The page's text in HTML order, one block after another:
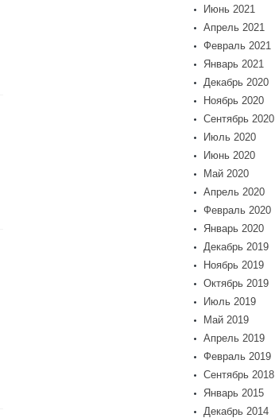
Июнь 2021
Апрель 2021
Февраль 2021
Январь 2021
Декабрь 2020
Ноябрь 2020
Сентябрь 2020
Июль 2020
Июнь 2020
Май 2020
Апрель 2020
Февраль 2020
Январь 2020
Декабрь 2019
Ноябрь 2019
Октябрь 2019
Июль 2019
Май 2019
Апрель 2019
Февраль 2019
Сентябрь 2018
Январь 2015
Декабрь 2014